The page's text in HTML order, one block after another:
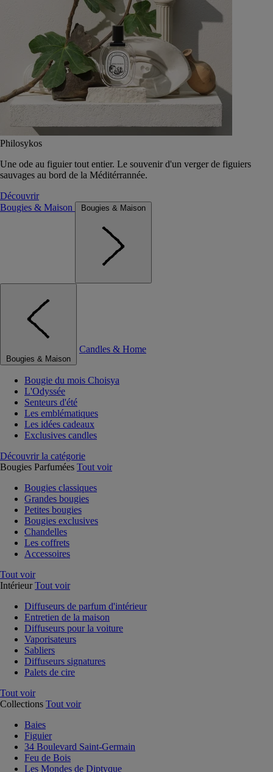
Philosykos
Une ode au figuier tout entier. Le souvenir d'un verger de figuiers
sauvages au bord de la Méditérrannée.
Découvrir
Bougies & Maison
Bougies & Maison
Bougies & Maison
Candles & Home
Bougie du mois Choisya
L'Odyssée
Senteurs d'été
Les emblématiques
Les idées cadeaux
Exclusives candles
Découvrir la catégorie
Bougies Parfumées Tout voir
Bougies classiques
Grandes bougies
Petites bougies
Bougies exclusives
Chandelles
Les coffrets
Accessoires
Tout voir
Intérieur Tout voir
Diffuseurs de parfum d'intérieur
Entretien de la maison
Diffuseurs pour la voiture
Vaporisateurs
Sabliers
Diffuseurs signatures
Palets de cire
Tout voir
Collections Tout voir
Baies
Figuier
34 Boulevard Saint-Germain
Feu de Bois
Les Mondes de Diptyque